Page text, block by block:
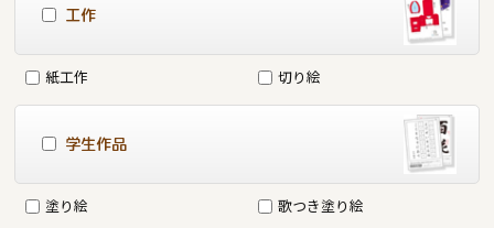
工作
紙工作 切り絵
学生作品
塗り絵 歌つき塗り絵